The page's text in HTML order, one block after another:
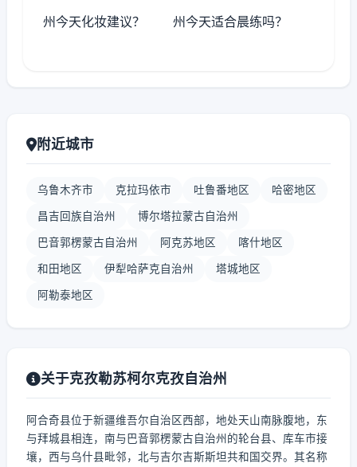
州今天化妆建议？ 州今天适合晨练吗？
附近城市
乌鲁木齐市 克拉玛依市 吐鲁番地区 哈密地区
昌吉回族自治州 博尔塔拉蒙古自治州
巴音郭楞蒙古自治州 阿克苏地区 喀什地区
和田地区 伊犁哈萨克自治州 塔城地区
阿勒泰地区
关于克孜勒苏柯尔克孜自治州
阿合奇县位于新疆维吾尔自治区西部，地处天山南脉腹地，东
与拜城县相连，南与巴音郭楞蒙古自治州的轮台县、库车市接
壤，西与乌什县毗邻，北与吉尔吉斯斯坦共和国交界。其名称